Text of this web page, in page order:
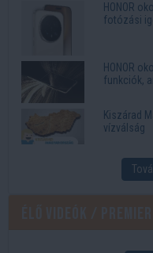
HONOR
fotózási
HONOR
funkciók,
Kiszárad
vízválság